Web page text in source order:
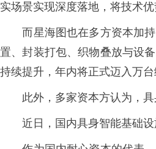
实场景实现深度落地，将技术优
而星海图也在多方资本加持
置、封装打包、织物叠放与设
持续提升，年内将正式迈入万台
此外，多家资本方认为，具
近日，国内具身智能基础设